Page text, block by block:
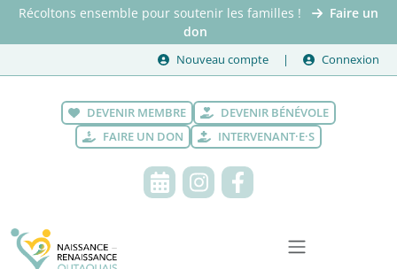
Récoltons ensemble pour soutenir les familles !
Faire un
don
Nouveau compte Connexion
DEVENIR MEMBRE
DEVENIR BÉNÉVOLE
FAIRE UN DON
INTERVENANT·E·S